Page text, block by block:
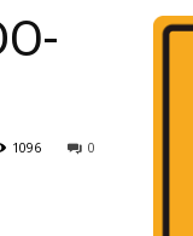
0
1096